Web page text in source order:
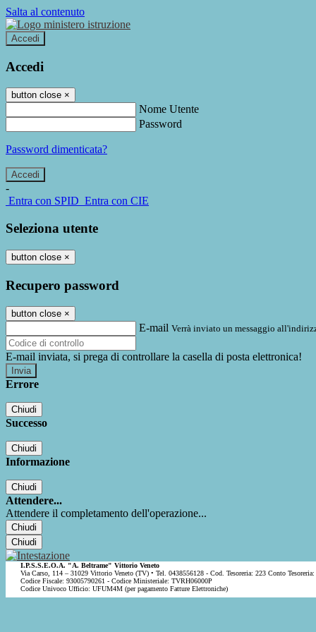
Salta al contenuto
Accedi
Accedi
button close ×
Nome Utente
Password
Password dimenticata?
-
Entra con SPID Entra con CIE
Seleziona utente
button close ×
Recupero password
button close ×
E-mail Verrà inviato un messaggio
E-mail inviata, si prega di controllare la casella di posta elettronica!
Errore
Chiudi
Successo
Chiudi
Informazione
Chiudi
Attendere...
Attendere il completamento dell'operazione...
Chiudi
Chiudi
I.P.S.S.E.O.A. "A. Beltrame" Vittorio Veneto
Via Carso, 114 – 31029 Vittorio Veneto (TV) • Tel. 0438556128 - Cod. Tesoreria: 223 Conto
Codice Fiscale: 93005790261 - Codice Ministeriale: TVRH06000P
Codice Univoco Ufficio: UFUM4M (per pagamento Fatture Elettroniche)